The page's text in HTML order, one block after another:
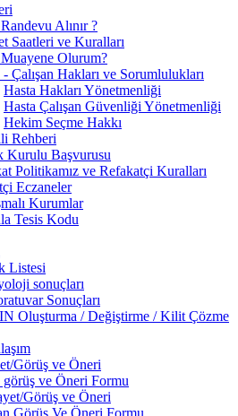
Alınır ?
Saatleri ve Kuralları
Muayene Olurum?
- Çalışan Hakları ve Sorumlulukları
Hasta Hakları Yönetmenliği
Hasta Çalışan Güvenliği Yönetmenliği
Hekim Seçme Hakkı
Rehberi
Kurulu Başvurusu
Politikamız ve Refakatçi Kuralları
Eczaneler
Kurumlar
Tesis Kodu
Listesi
sonuçları
Sonuçları
Oluşturma / Değiştirme / Kilit Çözme
Görüş ve Öneri
görüş ve Öneri Formu
Görüş ve Öneri
Görüş Ve Öneri Formu